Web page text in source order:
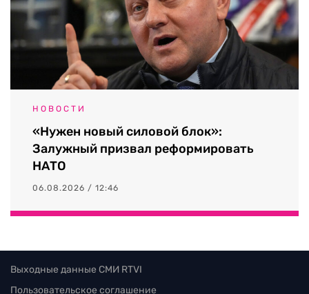
НОВОСТИ
«Нужен новый силовой блок»:
Залужный призвал реформировать
НАТО
06.08.2026 / 12:46
Выходные данные СМИ RTVI
Пользовательское соглашение